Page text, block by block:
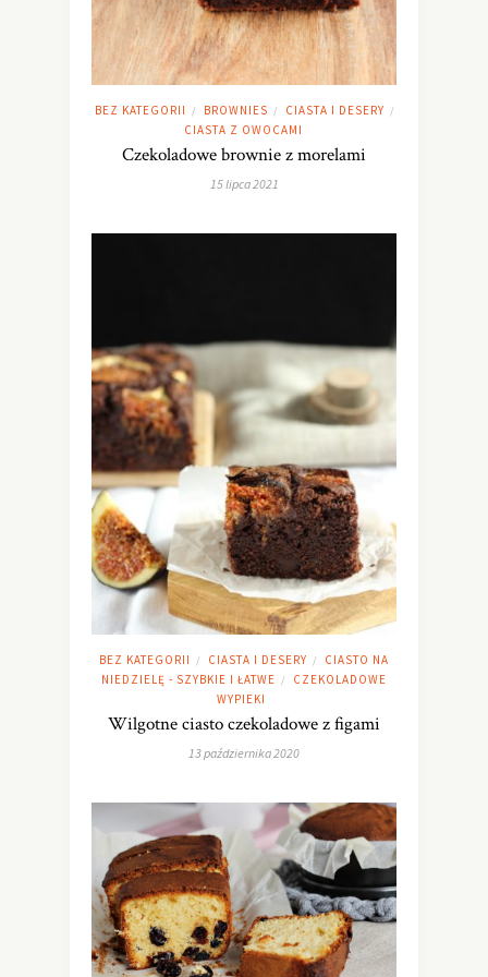
BEZ KATEGORII / BROWNIES / CIASTA I DESERY /
CIASTA Z OWOCAMI
Czekoladowe brownie z morelami
15 lipca 2021
BEZ KATEGORII / CIASTA I DESERY /
CIASTO NA
NIEDZIELĘ - SZYBKIE I ŁATWE /
CZEKOLADOWE
WYPIEKI
Wilgotne ciasto czekoladowe z figami
13 października 2020